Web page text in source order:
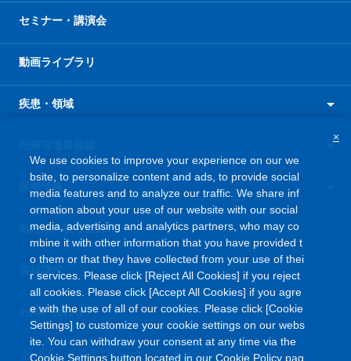
セミナー・講演会
動画ライブラリ
疾患・領域
医療情報
私たちの取り組み
資材請求
お問い合わせ
資材紹介・請求/テリボン・ケブザラ廃棄袋ご請求はこちら
We use cookies to improve your experience on our we
bsite, to personalize content and ads, to provide social
media features and to analyze our traffic. We share inf
ormation about your use of our website with our social
media, advertising and analytics partners, who may co
mbine it with other information that you have provided t
o them or that they have collected from your use of thei
r services. Please click [Reject All Cookies] if you reject
all cookies. Please click [Accept All Cookies] if you agre
e with the use of all of our cookies. Please click [Cookie
Settings] to customize your cookie settings on our webs
ite. You can withdraw your consent at any time via the
Cookie Settings button located in our Cookie Policy pag
×